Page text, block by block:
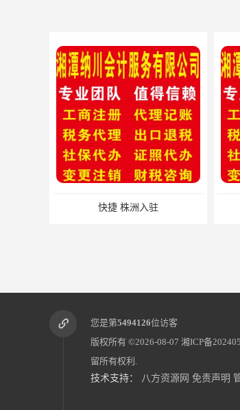
快捷 株洲入驻
您是第5494126位访客
版权所有 ©2026-08-07 湘ICP备
留所有权利.
技术支持： 八方资源网 免责声明